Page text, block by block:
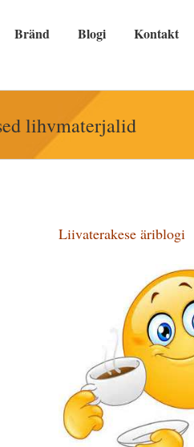
Bränd Blogi Kontakt
lihvmaterjalid
Liivaterakese äriblogi